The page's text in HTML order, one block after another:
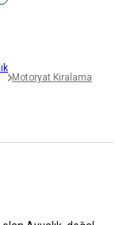
Motoryat Kiralama